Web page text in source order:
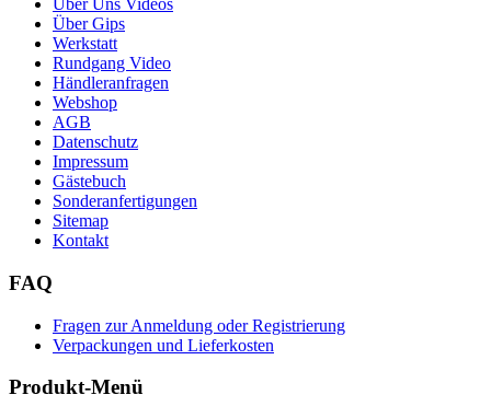
Über Uns Videos
Über Gips
Werkstatt
Rundgang Video
Händleranfragen
Webshop
AGB
Datenschutz
Impressum
Gästebuch
Sonderanfertigungen
Sitemap
Kontakt
FAQ
Fragen zur Anmeldung oder Registrierung
Verpackungen und Lieferkosten
Produkt-Menü